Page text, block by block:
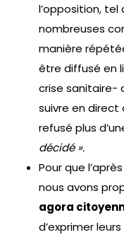
l’opposition,
nombreuses
manière
être diffusé en
crise sanitaire-
suivre en
refusé plus
décidé ».
Pour que
nous avons
agora
d’exprimer